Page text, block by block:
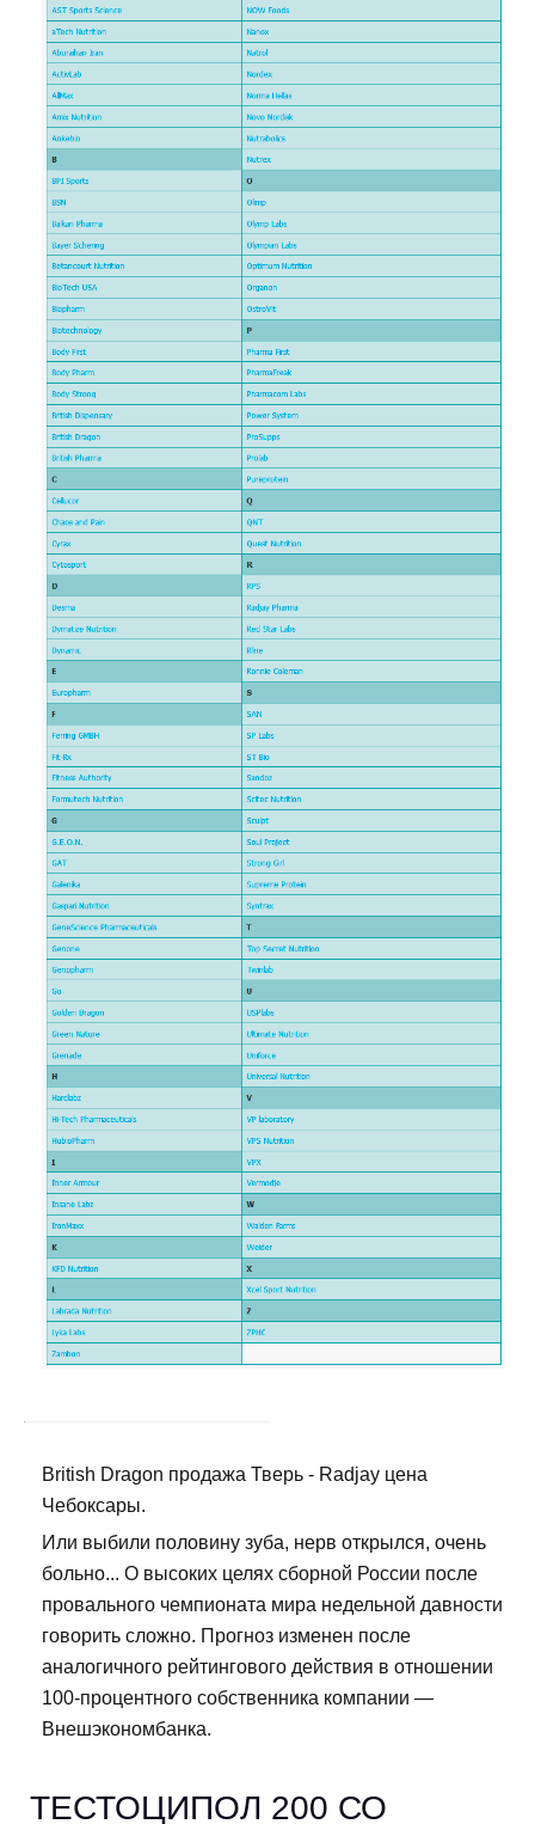
British Dragon продажа Тверь - Radjay цена
Чебоксары.
Или выбили половину зуба, нерв открылся, очень
больно... О высоких целях сборной России после
провального чемпионата мира недельной давности
говорить сложно. Прогноз изменен после
аналогичного рейтингового действия в отношении
100-процентного собственника компании —
Внешэкономбанка.
ТЕСТОЦИПОЛ 200 СО